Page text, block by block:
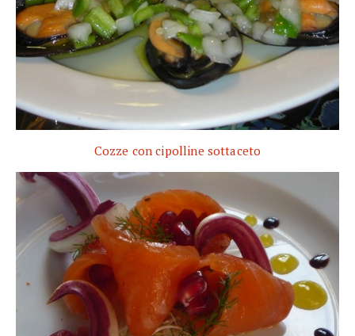
Cozze con cipolline sottaceto